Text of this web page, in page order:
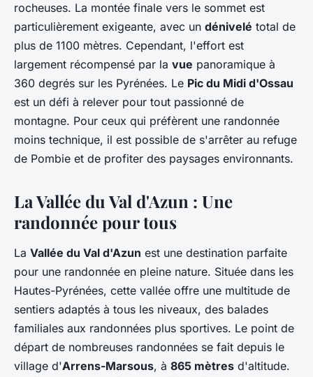
rocheuses. La montée finale vers le sommet est
particulièrement exigeante, avec un dénivelé total de
plus de 1100 mètres. Cependant, l'effort est
largement récompensé par la vue panoramique à
360 degrés sur les Pyrénées. Le Pic du Midi d'Ossau
est un défi à relever pour tout passionné de
montagne. Pour ceux qui préfèrent une randonnée
moins technique, il est possible de s'arrêter au refuge
de Pombie et de profiter des paysages environnants.
La Vallée du Val d'Azun : Une
randonnée pour tous
La Vallée du Val d'Azun est une destination parfaite
pour une randonnée en pleine nature. Située dans les
Hautes-Pyrénées, cette vallée offre une multitude de
sentiers adaptés à tous les niveaux, des balades
familiales aux randonnées plus sportives. Le point de
départ de nombreuses randonnées se fait depuis le
village d'Arrens-Marsous, à 865 mètres d'altitude.